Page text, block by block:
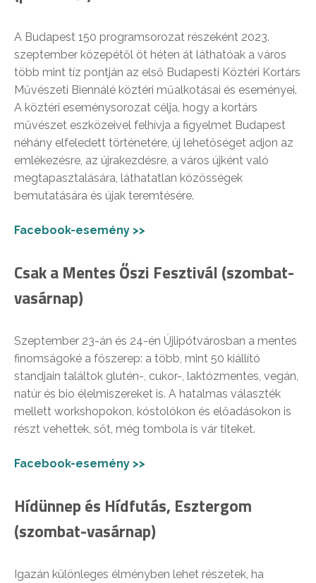
A Budapest 150 programsorozat részeként 2023.
szeptember közepétől öt héten át láthatóak a város
több mint tíz pontján az első Budapesti Köztéri Kortárs
Művészeti Biennálé köztéri műalkotásai és eseményei.
A köztéri eseménysorozat célja, hogy a kortárs
művészet eszközeivel felhívja a figyelmet Budapest
néhány elfeledett történetére, új lehetőséget adjon az
emlékezésre, az újrakezdésre, a város újként való
megtapasztalására, láthatatlan közösségek
bemutatására és újak teremtésére.
Facebook-esemény >>
Csak a Mentes Őszi Fesztivál (szombat-
vasárnap)
Szeptember 23-án és 24-én Újlipótvárosban a mentes
finomságoké a főszerep: a több, mint 50 kiállító
standjain találtok glutén-, cukor-, laktózmentes, vegán,
natúr és bio élelmiszereket is. A hatalmas választék
mellett workshopokon, kóstolókon és előadásokon is
részt vehettek, sőt, még tombola is vár titeket.
Facebook-esemény >>
Hídünnep és Hídfutás, Esztergom
(szombat-vasárnap)
Igazán különleges élményben lehet részetek, ha